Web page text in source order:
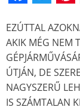
EZÚTTAL
AKIK MÉG NEM
ÚTJÁN, DE
NAGYSZERŰ
IS SZÁMTALAN